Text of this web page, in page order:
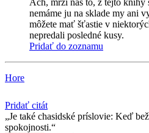
nemáme ju na sklade my ani
môžete mať šťastie v
nepredali posledné kusy.
Pridať do zoznamu
Hore
Pridať citát
Je také chasidské príslovie: Keď
spokojnosti.